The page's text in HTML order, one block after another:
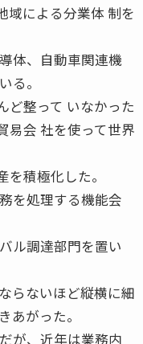
域による分業体 制を
体、自動車関連機
る。
ど整って いなかった
易会 社を使って世界
積極化した。
を処理する機能会
ル調達部門を置い
らないほど縦横に細
あがった。
が、近年は業務内